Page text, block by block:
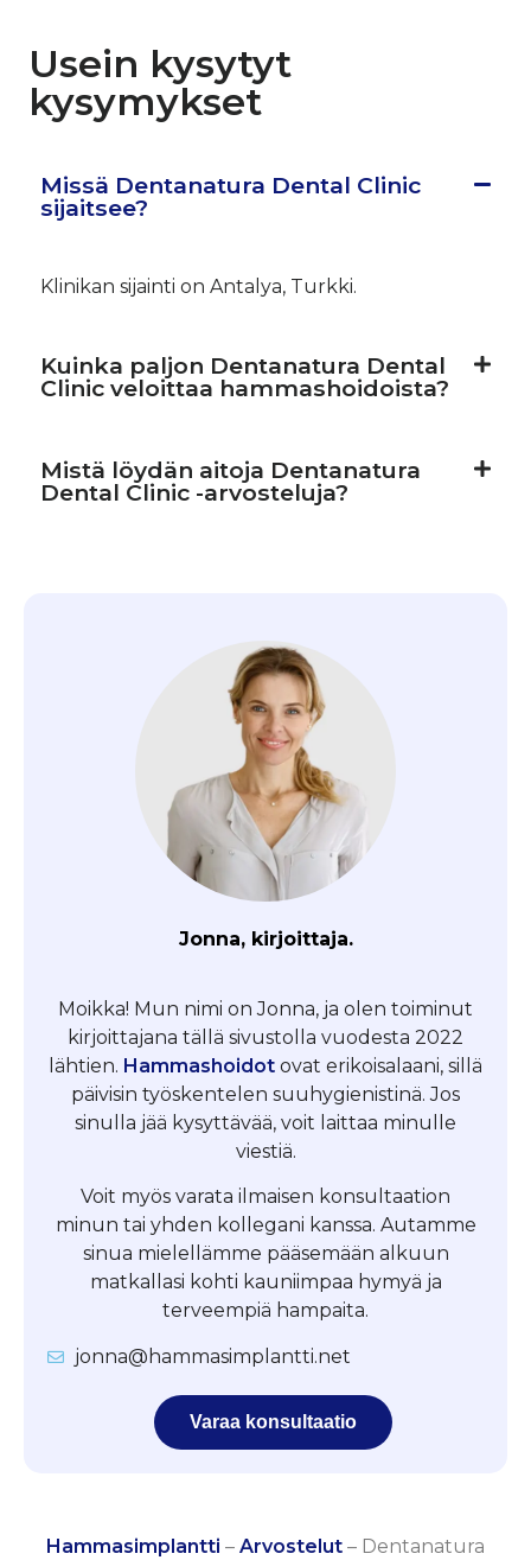
Usein kysytyt
kysymykset
Missä Dentanatura Dental Clinic
sijaitsee?
Klinikan sijainti on Antalya, Turkki.
Kuinka paljon Dentanatura Dental
Clinic veloittaa hammashoidoista?
Mistä löydän aitoja Dentanatura
Dental Clinic -arvosteluja?
Jonna, kirjoittaja.
Moikka! Mun nimi on Jonna, ja olen toiminut
kirjoittajana tällä sivustolla vuodesta 2022
lähtien. Hammashoidot ovat erikoisalaani, sillä
päivisin työskentelen suuhygienistinä. Jos
sinulla jää kysyttävää, voit laittaa minulle
viestiä.
Voit myös varata ilmaisen konsultaation
minun tai yhden kollegani kanssa. Autamme
sinua mielellämme pääsemään alkuun
matkallasi kohti kauniimpaa hymyä ja
terveempiä hampaita.
jonna@hammasimplantti.net
Varaa konsultaatio
Hammasimplantti – Arvostelut – Dentanatura